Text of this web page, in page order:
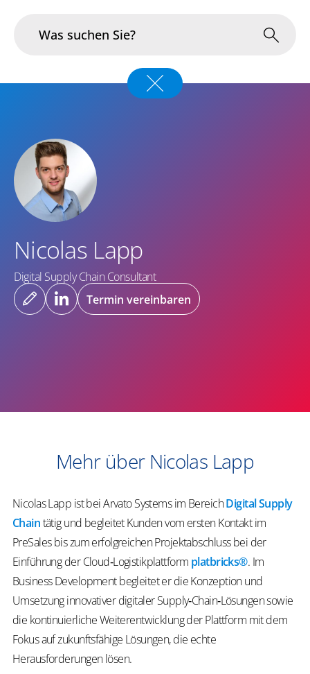
Portfolio
Infrastruktur & Betrieb
Karriere
Blog
Nicolas Lapp
Digital Supply Chain Consultant
Termin vereinbaren
Mehr über Nicolas Lapp
Nicolas Lapp ist bei Arvato Systems im BereichDigital Supply
Chaintätig und begleitet Kunden vom ersten Kontakt im
PreSales bis zum erfolgreichen Projektabschluss bei der
Einführung der Cloud‑Logistikplattform platbricks®. Im
Business Development begleitet er die Konzeption und
Umsetzung innovativer digitaler Supply‑Chain‑Lösungen sowie
die kontinuierliche Weiterentwicklung der Plattform mit dem
Fokus auf zukunftsfähige Lösungen, die echte
Herausforderungen lösen.